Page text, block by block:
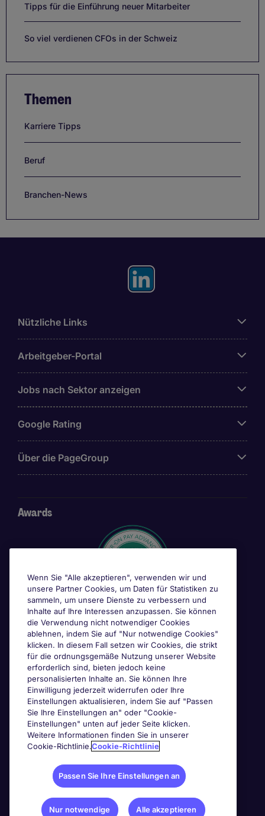
Tipps für die Einführung neuer Mitarbeiter
So viel verdienen CFOs in der Schweiz
Themen
Karriere Tipps
Beruf
Branchen-News
Nützliche Links
Arbeitgeber-Portal
Jobs nach Sektor anzeigen
Google Rating
Über die PageGroup
Awards
Wenn Sie "Alle akzeptieren", verwenden wir und
unsere Partner Cookies, um Daten für Statistiken zu
sammeln, um unsere Dienste zu verbessern und
Inhalte auf Ihre Interessen anzupassen. Sie können
die Verwendung nicht notwendiger Cookies
ablehnen, indem Sie auf "Nur notwendige Cookies"
klicken. In diesem Fall setzen wir Cookies, die strikt
für die ordnungsgemäße Nutzung unserer Website
erforderlich sind, bieten jedoch keine
personalisierten Inhalte an. Sie können Ihre
Einwilligung jederzeit widerrufen oder Ihre
Einstellungen aktualisieren, indem Sie auf "Passen
Sie Ihre Einstellungen an" oder "Cookie-
Einstellungen" unten auf jeder Seite klicken.
Weitere Informationen finden Sie in unserer
Cookie-Richtlinie.Cookie-Richtlinie
Passen Sie Ihre Einstellungen an
Nur notwendige Alle akzeptieren